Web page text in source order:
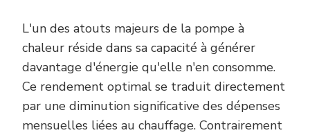
L'un des atouts majeurs de la pompe à
chaleur réside dans sa capacité à générer
davantage d'énergie qu'elle n'en consomme.
Ce rendement optimal se traduit directement
par une diminution significative des dépenses
mensuelles liées au chauffage. Contrairement